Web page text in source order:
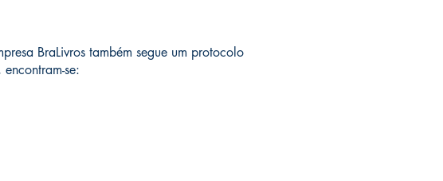
BraLivros também segue um protocolo
se: